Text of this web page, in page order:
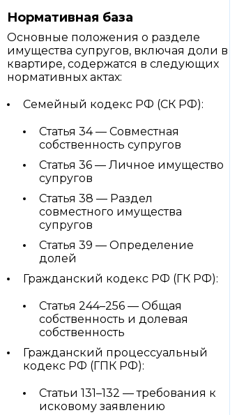
Нормативная база
Основные положения о разделе
имущества супругов, включая доли в
квартире, содержатся в следующих
нормативных актах:
Семейный кодекс РФ (СК РФ):
Статья 34 — Совместная
собственность супругов
Статья 36 — Личное имущество
супругов
Статья 38 — Раздел
совместного имущества
супругов
Статья 39 — Определение
долей
Гражданский кодекс РФ (ГК РФ):
Статья 244–256 — Общая
собственность и долевая
собственность
Гражданский процессуальный
кодекс РФ (ГПК РФ):
Статьи 131–132 — требования к
исковому заявлению